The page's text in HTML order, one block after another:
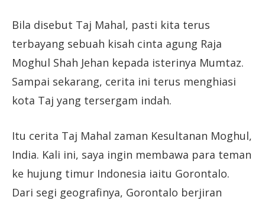
Bila disebut Taj Mahal, pasti kita terus
terbayang sebuah kisah cinta agung Raja
Moghul Shah Jehan kepada isterinya Mumtaz.
Sampai sekarang, cerita ini terus menghiasi
kota Taj yang tersergam indah.
Itu cerita Taj Mahal zaman Kesultanan Moghul,
India. Kali ini, saya ingin membawa para teman
ke hujung timur Indonesia iaitu Gorontalo.
Dari segi geografinya, Gorontalo berjiran